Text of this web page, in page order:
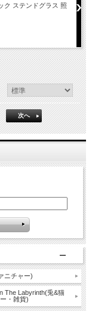
ク ステンドグラス 照
次へ
ニチャー)
The Labyrinth(兎&猫
・雑貨)